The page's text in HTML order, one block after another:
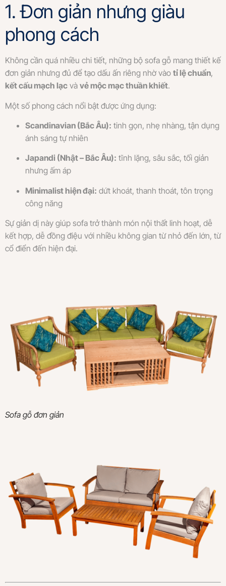
1. Đơn giản nhưng giàu
phong cách
Không cần quá nhiều chi tiết, những bộ sofa gỗ mang thiết kế
đơn giản nhưng đủ để tạo dấu ấn riêng nhờ vào tỉ lệ chuẩn,
kết cấu mạch lạc và vẻ mộc mạc thuần khiết.
Một số phong cách nổi bật được ứng dụng:
Scandinavian (Bắc Âu): tinh gọn, nhẹ nhàng, tận dụng
ánh sáng tự nhiên
Japandi (Nhật – Bắc Âu): tĩnh lặng, sâu sắc, tối giản
nhưng ấm áp
Minimalist hiện đại: dứt khoát, thanh thoát, tôn trọng
công năng
Sự giản dị này giúp sofa trở thành món nội thất linh hoạt, dễ
kết hợp, dễ đồng điệu với nhiều không gian từ nhỏ đến lớn, từ
cổ điển đến hiện đại.
Sofa gỗ đơn giản